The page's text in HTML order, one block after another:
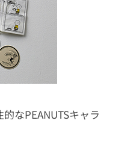
なPEANUTSキャラ